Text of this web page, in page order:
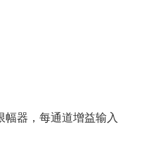
幅器，每通道增益输入